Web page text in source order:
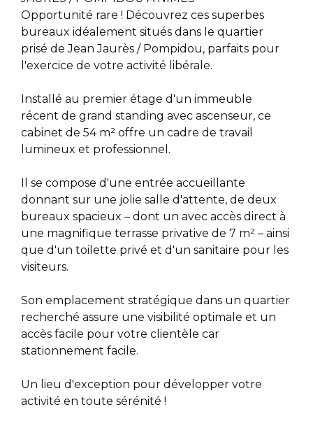
Opportunité rare ! Découvrez ces superbes
bureaux idéalement situés dans le quartier
prisé de Jean Jaurès / Pompidou, parfaits pour
l'exercice de votre activité libérale.
Installé au premier étage d'un immeuble
récent de grand standing avec ascenseur, ce
cabinet de 54 m² offre un cadre de travail
lumineux et professionnel.
Il se compose d'une entrée accueillante
donnant sur une jolie salle d'attente, de deux
bureaux spacieux – dont un avec accès direct à
une magnifique terrasse privative de 7 m² – ainsi
que d'un toilette privé et d'un sanitaire pour les
visiteurs.
Son emplacement stratégique dans un quartier
recherché assure une visibilité optimale et un
accès facile pour votre clientèle car
stationnement facile.
Un lieu d'exception pour développer votre
activité en toute sérénité !